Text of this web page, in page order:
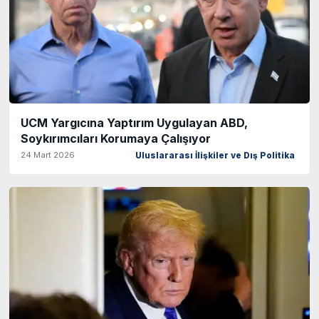
UCM Yargıcına Yaptırım Uygulayan ABD,
Soykırımcıları Korumaya Çalışıyor
24 Mart 2026 Uluslararası İlişkiler ve Dış Politika